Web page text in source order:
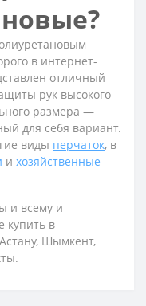
в интернет-
отличный
рук высокого
размера —
для себя вариант.
виды перчаток, в
и хозяйственные
и всему и
купить в
Шымкент,